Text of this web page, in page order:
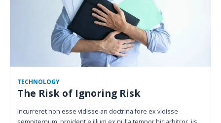
TECHNOLOGY
The Risk of Ignoring Risk
Incurreret non esse vidisse an doctrina fore ex vidisse